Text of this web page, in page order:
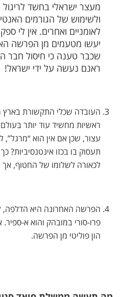
מעצר ישראלי בחשד לריגול
ולשימוש של הגורמים
לאומניים ואחרים. אין לי
יעשו מטעמים מן הפרשה
שכבר טענה כי חיסול חבר
ראנם נעשה על ידי ישראל!
העובדה שכלי התקשורת בארץ
ראשיות מחשיד עוד יותר בעולם
עצור, שכן אם אין הוא
תעסוק בו בכזו אינטנסיביות?
לכאורה לשלומו של החטוף, אך
הפרשה האחרונה היא הדלפה,
פרו-סורי במובהק והוא א-
הון פוליטי מן הפרשה.